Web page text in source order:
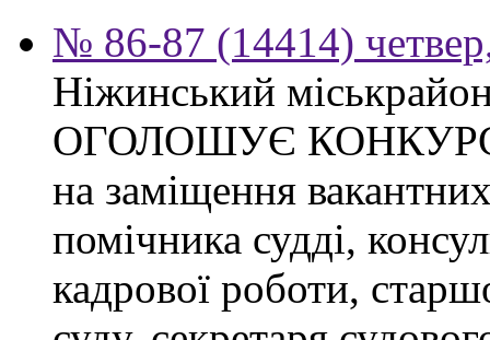
№ 86-87 (14414)
Ніжинський
ОГОЛОШУЄ
на заміщення
помічника судді,
кадрової роботи,